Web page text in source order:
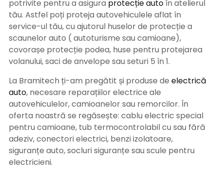
potrivite pentru a asigura protecție autoîn atelierul
tău. Astfel poți proteja autovehiculele aflat în
service-ul tău, cu ajutorul huselor de protecție a
scaunelor auto ( autoturisme sau camioane),
covorașe protecție podea, huse pentru protejarea
volanului, saci de anvelope sau seturi 5 în 1.
La Bramitech ți-am pregătit și produse de electrică
auto, necesare reparațiilor electrice ale
autovehiculelor, camioanelor sau remorcilor. În
oferta noastră se regăsește: cablu electric special
pentru camioane, tub termocontrolabil cu sau fără
adeziv, conectori electrici, benzi izolatoare,
siguranțe auto, socluri siguranțe sau scule pentru
electricieni.